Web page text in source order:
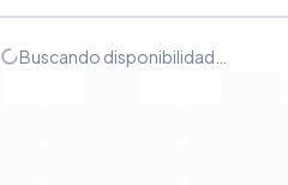
progress_activityBuscando disponibilidad…